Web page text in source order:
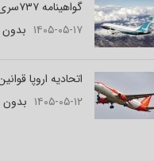
گواهینامه ۷۳۷سری۷ صادر شد
۱۴۰۵-۰۵-۱۷ بدون
اتحادیه اروپا
۱۴۰۵-۰۵-۱۲ بدون